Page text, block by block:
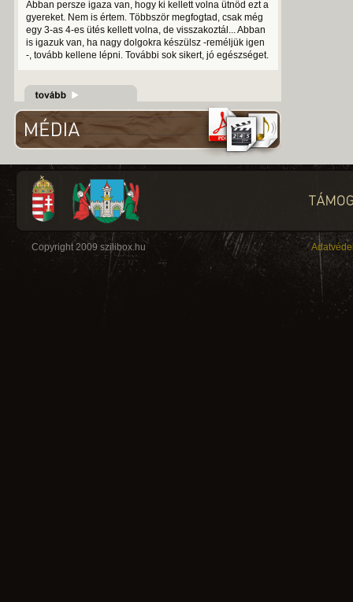
Abban persze igaza van, hogy ki kellett volna ütnöd ezt a
gyereket. Nem is értem. Többször megfogtad, csak még
egy 3-as 4-es ütés kellett volna, de visszakoztál... Abban
is igazuk van, ha nagy dolgokra készülsz -reméljük igen
-, tovább kellene lépni. További sok sikert, jó egészséget.
Copyright 2009 szilibox.hu